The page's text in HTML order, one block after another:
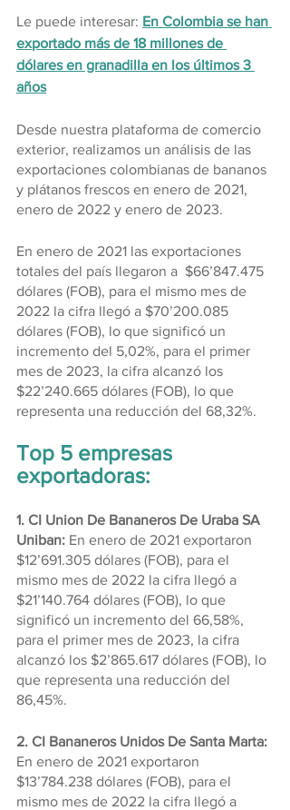
Le puede interesar: En Colombia se han
exportado más de 18 millones de
dólares en granadilla en los últimos 3
años
Desde nuestra plataforma de comercio
exterior, realizamos un análisis de las
exportaciones colombianas de bananos
y plátanos frescos en enero de 2021,
enero de 2022 y enero de 2023.
En enero de 2021 las exportaciones
totales del país llegaron a  $66’847.475
dólares (FOB), para el mismo mes de
2022 la cifra llegó a $70’200.085
dólares (FOB), lo que significó un
incremento del 5,02%, para el primer
mes de 2023, la cifra alcanzó los
$22’240.665 dólares (FOB), lo que
representa una reducción del 68,32%.
Top 5 empresas
exportadoras:
1. CI Union De Bananeros De Uraba SA
Uniban: En enero de 2021 exportaron
$12’691.305 dólares (FOB), para el
mismo mes de 2022 la cifra llegó a
$21’140.764 dólares (FOB), lo que
significó un incremento del 66,58%,
para el primer mes de 2023, la cifra
alcanzó los $2’865.617 dólares (FOB), lo
que representa una reducción del
86,45%.
2. CI Bananeros Unidos De Santa Marta:
En enero de 2021 exportaron
$13’784.238 dólares (FOB), para el
mismo mes de 2022 la cifra llegó a